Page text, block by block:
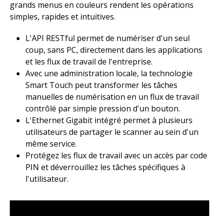
grands menus en couleurs rendent les opérations
simples, rapides et intuitives.​
L'API RESTful permet de numériser d'un seul
coup, sans PC, directement dans les applications
et les flux de travail de l'entreprise.​
Avec une administration locale, la technologie
Smart Touch peut transformer les tâches
manuelles de numérisation en un flux de travail
contrôlé par simple pression d'un bouton.​
L'Ethernet Gigabit intégré permet à plusieurs
utilisateurs de partager le scanner au sein d'un
même service. ​
Protégez les flux de travail avec un accès par code
PIN et déverrouillez les tâches spécifiques à
l'utilisateur.​